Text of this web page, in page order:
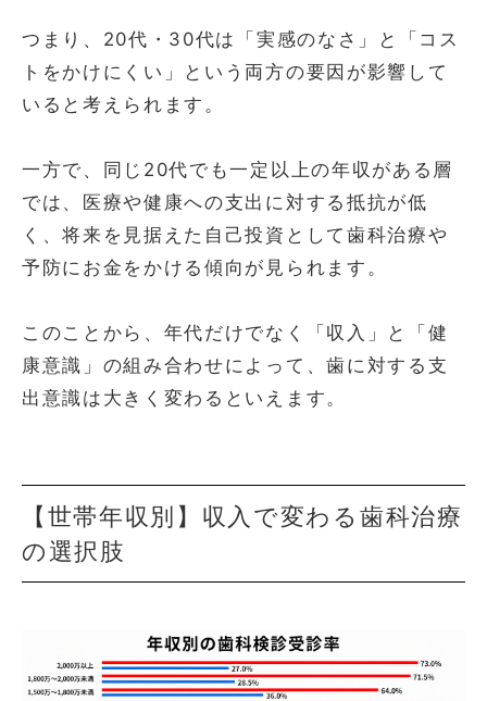
つまり、20代・30代は「実感のなさ」と「コス
トをかけにくい」という両方の要因が影響して
いると考えられます。
一方で、同じ20代でも一定以上の年収がある層
では、医療や健康への支出に対する抵抗が低
く、将来を見据えた自己投資として歯科治療や
予防にお金をかける傾向が見られます。
このことから、年代だけでなく「収入」と「健
康意識」の組み合わせによって、歯に対する支
出意識は大きく変わるといえます。
【世帯年収別】収入で変わる歯科治療
の選択肢